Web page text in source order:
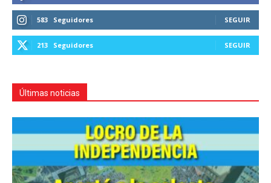
583 Seguidores SEGUIR
213 Seguidores SEGUIR
Últimas noticias